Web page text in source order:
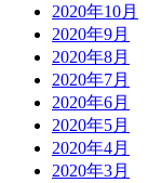
2020年10月
2020年9月
2020年8月
2020年7月
2020年6月
2020年5月
2020年4月
2020年3月